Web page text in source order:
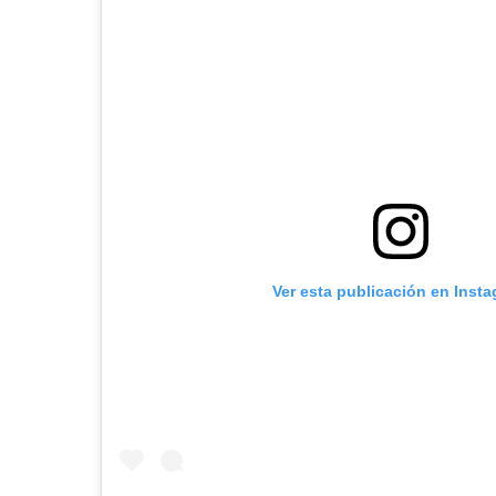
Ver esta publicación en